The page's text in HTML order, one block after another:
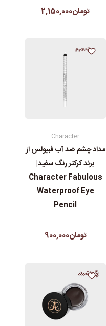
تومان2,150,000
Character
مداد چشم ضد آب فبیولس از
برند کرکتر رنگ سفید|
Character Fabulous
Waterproof Eye
Pencil
تومان900,000